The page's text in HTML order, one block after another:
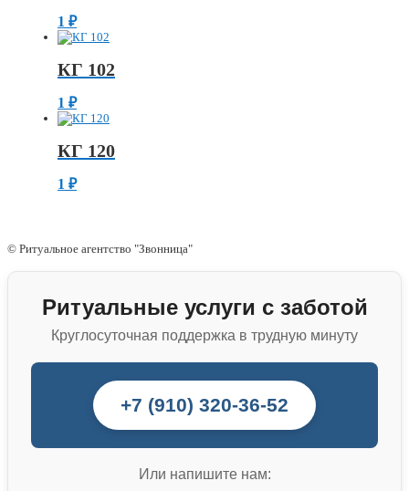
1 ₽
КГ 102
1 ₽
КГ 120
1 ₽
© Ритуальное агентство "Звонница"
Ритуальные услуги с заботой
Круглосуточная поддержка в трудную минуту
+7 (910) 320-36-52
Или напишите нам: